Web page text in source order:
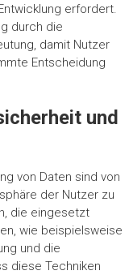
erfordert.
durch die
damit Nutzer
Entscheidung
und
von Daten sind von
der Nutzer zu
die eingesetzt
wie beispielsweise
und die
diese Techniken